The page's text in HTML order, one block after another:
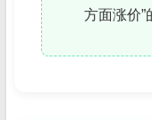
方面涨价”